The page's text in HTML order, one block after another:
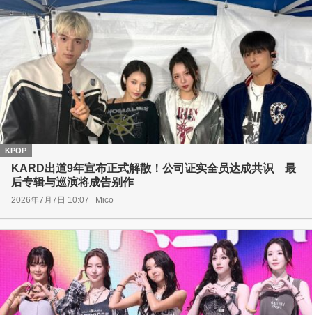
KPOP
KARD出道9年宣布正式解散！公司证实全员达成共识 最
后专辑与巡演将成告别作
2026年7月7日 10:07 Mico